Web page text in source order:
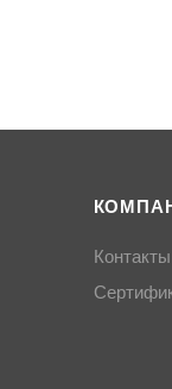
Контакты